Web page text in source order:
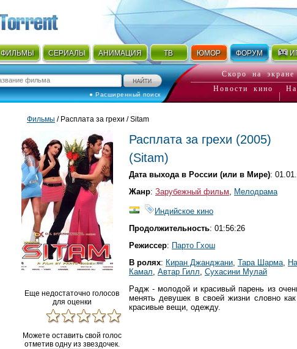
ФИЛЬМЫ СЕРИАЛЫ АНИМАЦИЯ ТВ ЮМОР ФОРУМ
● Расширенный поиск
Скоро на экране
Новости кино
Фильмы / Расплата за грехи / Sitam
Еще недостаточно голосов
для оценки
Можете оставить свой голос
отметив одну из звездочек.
Расплата за грехи (2005)
(Sitam)
Дата выхода в России (или в Мире):
Жанр: Зарубежный фильм Мелодрама
Индийское кино
Продолжительность: 01:56:26
Режиссер: Парто Гхош
В ролях: Киран Джанджани Тара Шарма
Камал Автар Гилл Сухасини Мулай
Радж - молодой и красивый парень из
менять девушек в своей жизни словно
красивые вещи, одежду.